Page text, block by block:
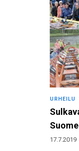
URHEILU
17.7.2019